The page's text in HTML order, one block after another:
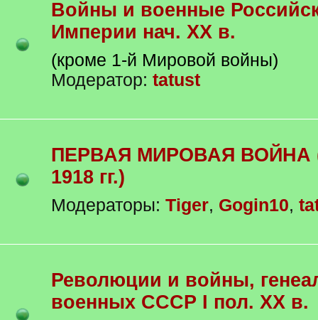
Войны и военные Российской
Империи нач. XX в.
(кроме 1-й Мировой войны)
Модератор: tatust
ПЕРВАЯ МИРОВАЯ ВОЙНА (1914 -
1918 гг.)
Модераторы: Tiger, Gogin10,
Революции и войны, генеалогия
военных СССР I пол. XX в.